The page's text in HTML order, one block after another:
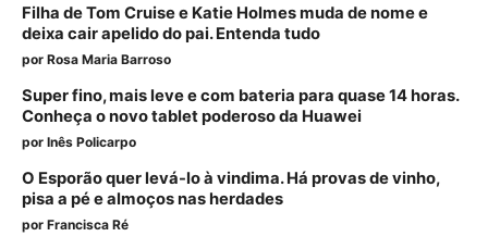
Filha de Tom Cruise e Katie Holmes muda de nome e
deixa cair apelido do pai. Entenda tudo
por Rosa Maria Barroso
Super fino, mais leve e com bateria para quase 14 horas.
Conheça o novo tablet poderoso da Huawei
por Inês Policarpo
O Esporão quer levá-lo à vindima. Há provas de vinho,
pisa a pé e almoços nas herdades
por Francisca Ré